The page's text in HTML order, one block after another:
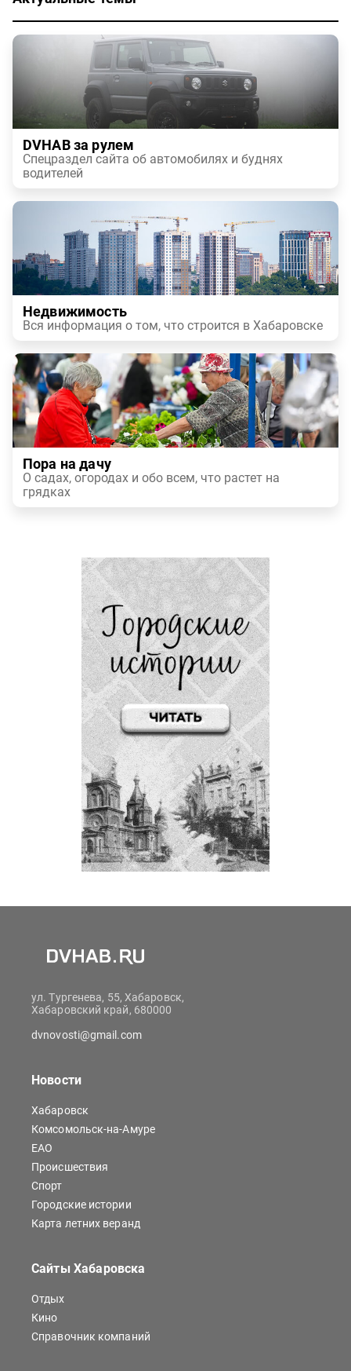
DVHAB за рулем
Спецраздел сайта об автомобилях и буднях
водителей
Недвижимость
Вся информация о том, что строится в Хабаровске
Пора на дачу
О садах, огородах и обо всем, что растет на
грядках
ул. Тургенева, 55, Хабаровск,
Хабаровский край, 680000
dvnovosti@gmail.com
Новости
Хабаровск
Комсомольск-на-Амуре
ЕАО
Происшествия
Спорт
Городские истории
Карта летних веранд
Сайты Хабаровска
Отдых
Кино
Справочник компаний